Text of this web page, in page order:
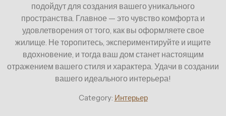
подойдут для создания вашего уникального
пространства. Главное — это чувство комфорта и
удовлетворения от того, как вы оформляете свое
жилище. Не торопитесь, экспериментируйте и ищите
вдохновение, и тогда ваш дом станет настоящим
отражением вашего стиля и характера. Удачи в создании
вашего идеального интерьера!
Category: Интерьер